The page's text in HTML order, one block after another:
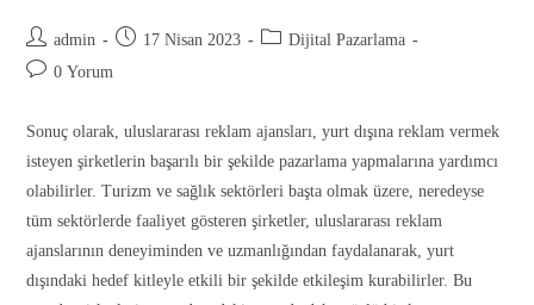
admin 17 Nisan 2023
Dijital Pazarlama
0 Yorum
Sonuç olarak, uluslararası reklam ajansları, yurt dışına reklam vermek
isteyen şirketlerin başarılı bir şekilde pazarlama yapmalarına yardımcı
olabilirler. Turizm ve sağlık sektörleri başta olmak üzere, neredeyse
tüm sektörlerde faaliyet gösteren şirketler, uluslararası reklam
ajanslarının deneyiminden ve uzmanlığından faydalanarak, yurt
dışındaki hedef kitleyle etkili bir şekilde etkileşim kurabilirler. Bu